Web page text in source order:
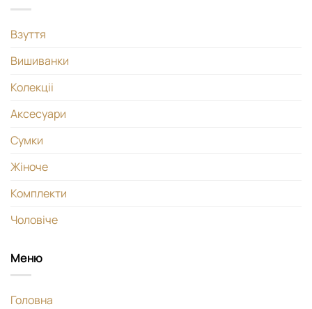
Взуття
Вишиванки
Колекціі
Аксесуари
Сумки
Жіноче
Комплекти
Чоловіче
Меню
Головна